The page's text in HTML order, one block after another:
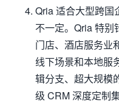
Qria 适合大型跨国
不一定。Qria 特
门店、酒店服务业
线下场景和本地服
辑分支、超大规模
级 CRM 深度定制